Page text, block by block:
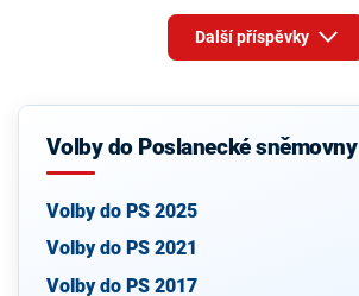
Další příspěvky
Volby do Poslanecké sněmovny
Volby do PS 2025
Volby do PS 2021
Volby do PS 2017